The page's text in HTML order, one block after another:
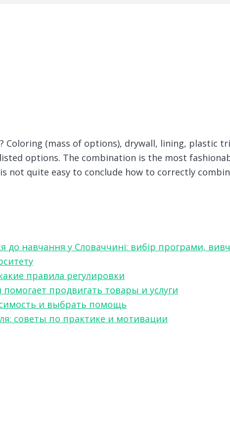
Coloring (mass of options), drywall, lining, plastic
options. The combination is the most
not quite easy to conclude how to correctly
до навчання у Словаччині: вибір програми,
правила регулировки
продвигать товары и услуги
и выбрать помощь
советы по практике и мотивации